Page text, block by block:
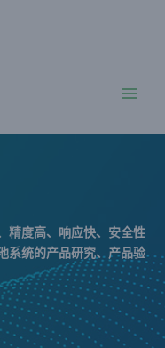
菜
单
精度高、响应快、安全性
系统的产品研究、产品验